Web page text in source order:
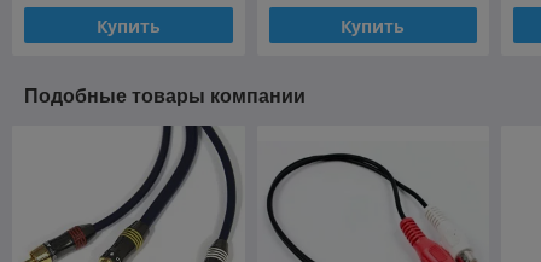
Купить Купить
Подобные товары компании